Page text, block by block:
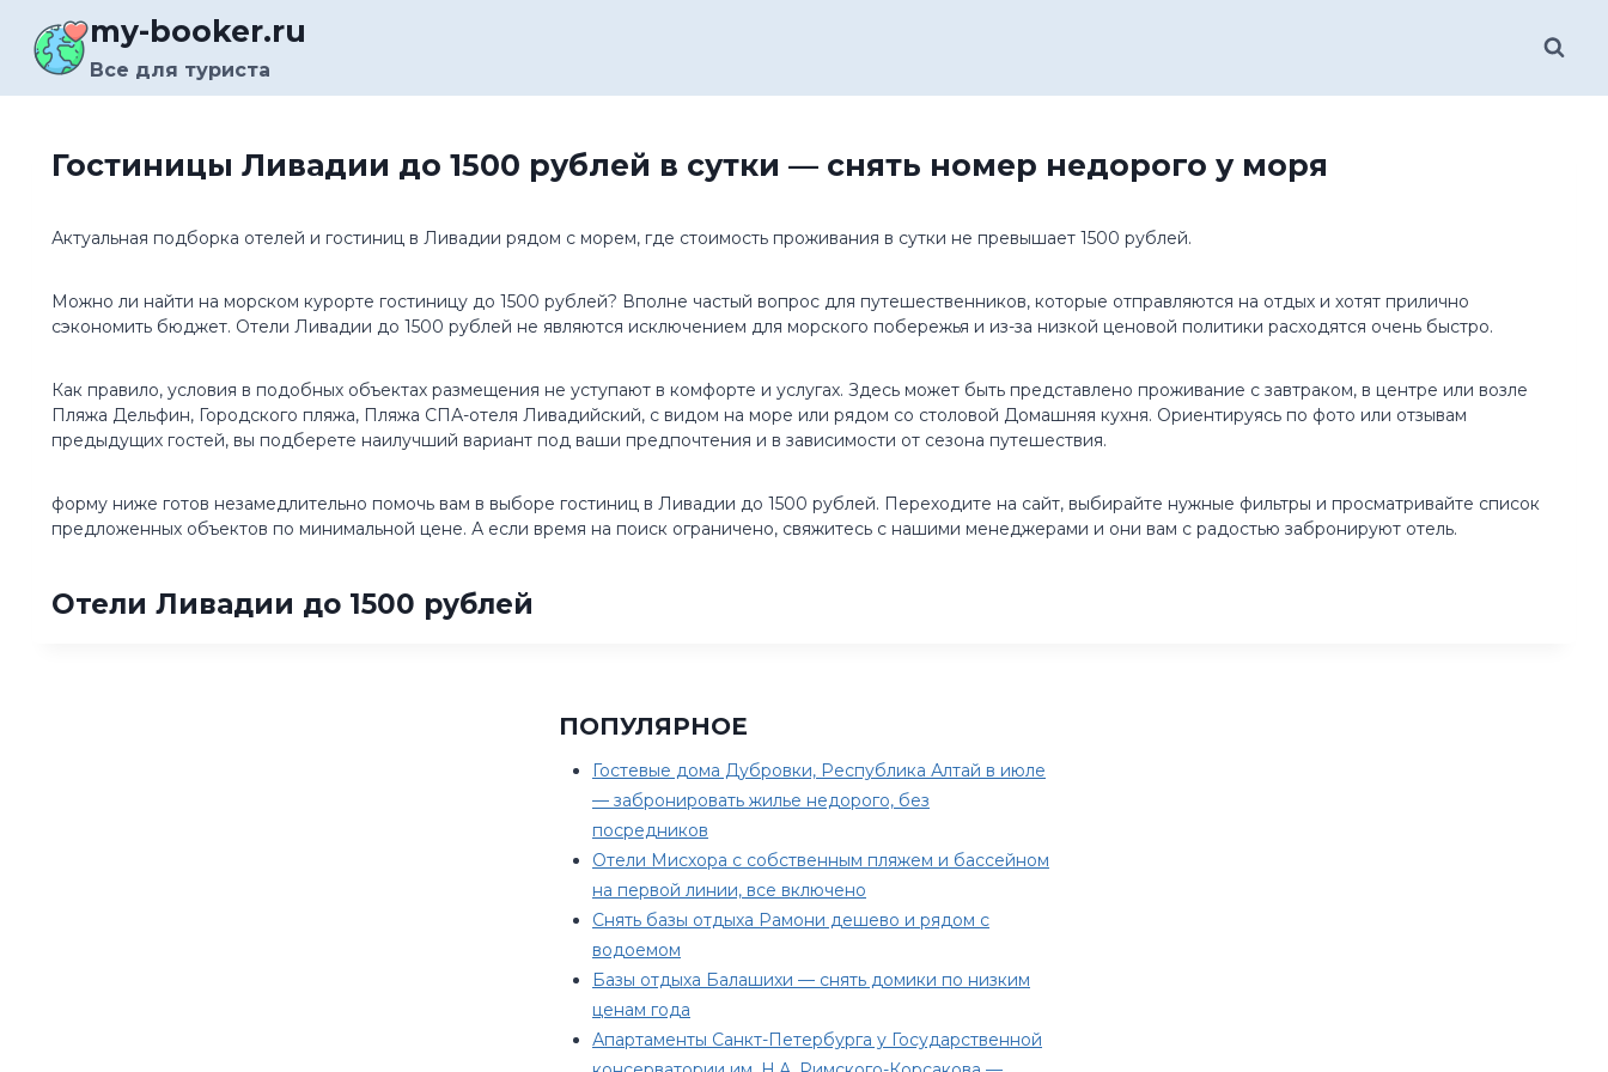
содержимому
my-booker.ru
Все для туриста
Гостиницы Ливадии до 1500 рублей в сутки — снять номер недорого у моря
Актуальная подборка отелей и гостиниц в Ливадии рядом с морем, где стоимость проживания в сутки не превышает 1500 рублей.
Можно ли найти на морском курорте гостиницу до 1500 рублей? Вполне частый вопрос для путешественников, которые отправляются на отдых и хотят прилично
сэкономить бюджет. Отели Ливадии до 1500 рублей не являются исключением для морского побережья и из-за низкой ценовой политики расходятся очень быстро.
Как правило, условия в подобных объектах размещения не уступают в комфорте и услугах. Здесь может быть представлено проживание с завтраком, в центре или возле
Пляжа Дельфин, Городского пляжа, Пляжа СПА-отеля Ливадийский, с видом на море или рядом со столовой Домашняя кухня. Ориентируясь по фото или отзывам
предыдущих гостей, вы подберете наилучший вариант под ваши предпочтения и в зависимости от сезона путешествия.
форму ниже готов незамедлительно помочь вам в выборе гостиниц в Ливадии до 1500 рублей. Переходите на сайт, выбирайте нужные фильтры и просматривайте список
предложенных объектов по минимальной цене. А если время на поиск ограничено, свяжитесь с нашими менеджерами и они вам с радостью забронируют отель.
Отели Ливадии до 1500 рублей
ПОПУЛЯРНОЕ
Гостевые дома Дубровки, Республика Алтай в июле
— забронировать жилье недорого, без
посредников
Отели Мисхора с собственным пляжем и бассейном
на первой линии, все включено
Снять базы отдыха Рамони дешево и рядом с
водоемом
Базы отдыха Балашихи — снять домики по низким
ценам года
Апартаменты Санкт-Петербурга у Государственной